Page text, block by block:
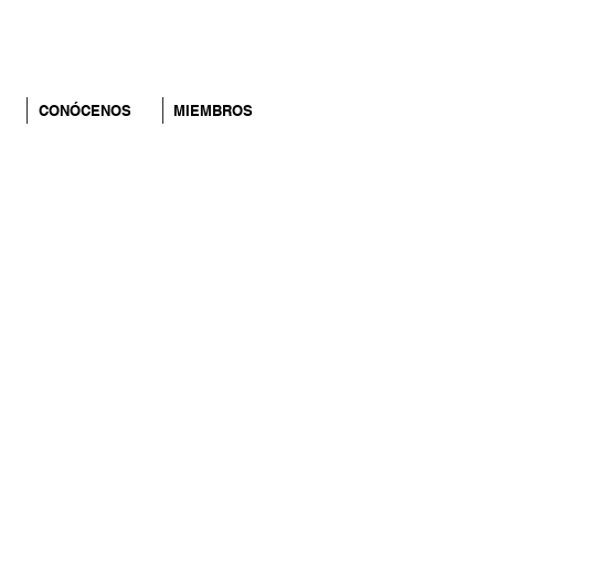
CONÓCENOS MIEMBROS